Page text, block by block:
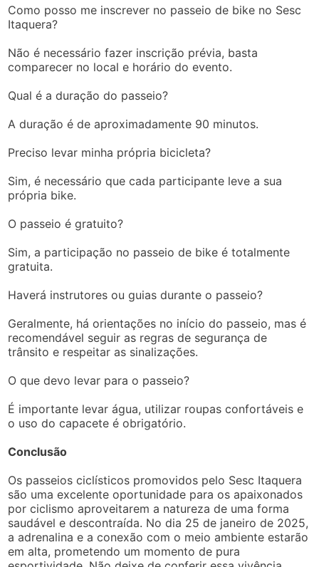
Como posso me inscrever no passeio de bike no Sesc
Itaquera?
Não é necessário fazer inscrição prévia, basta
comparecer no local e horário do evento.
Qual é a duração do passeio?
A duração é de aproximadamente 90 minutos.
Preciso levar minha própria bicicleta?
Sim, é necessário que cada participante leve a sua
própria bike.
O passeio é gratuito?
Sim, a participação no passeio de bike é totalmente
gratuita.
Haverá instrutores ou guias durante o passeio?
Geralmente, há orientações no início do passeio, mas é
recomendável seguir as regras de segurança de
trânsito e respeitar as sinalizações.
O que devo levar para o passeio?
É importante levar água, utilizar roupas confortáveis e
o uso do capacete é obrigatório.
Conclusão
Os passeios ciclísticos promovidos pelo Sesc Itaquera
são uma excelente oportunidade para os apaixonados
por ciclismo aproveitarem a natureza de uma forma
saudável e descontraída. No dia 25 de janeiro de 2025,
a adrenalina e a conexão com o meio ambiente estarão
em alta, prometendo um momento de pura